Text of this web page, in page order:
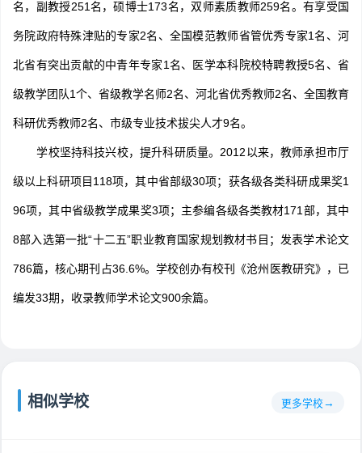
名，副教授251名，硕博士173名，双师素质教师259名。有享受国
务院政府特殊津贴的专家2名、全国模范教师省管优秀专家1名、河
北省有突出贡献的中青年专家1名、医学本科院校特聘教授5名、省
级教学团队1个、省级教学名师2名、河北省优秀教师2名、全国教育
科研优秀教师2名、市级专业技术拔尖人才9名。
学校坚持科技兴校，提升科研质量。2012以来，教师承担市厅
级以上科研项目118项，其中省部级30项；获各级各类科研成果奖1
96项，其中省级教学成果奖3项；主参编各级各类教材171部，其中
8部入选第一批“十二五”职业教育国家规划教材书目；发表学术论文
786篇，核心期刊占36.6%。学校创办有校刊《沧州医教研究》，已
编发33期，收录教师学术论文900余篇。
相似学校 更多学校